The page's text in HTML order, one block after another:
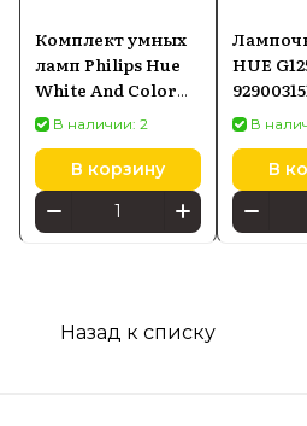
Комплект умных
ламп Philips Hue
White And Color
Ambiance E27 BT
1100 ЛМ
(929002468810)
Starter Kit
В наличии: 2
В корзину
HUE
В
В
Назад к списку